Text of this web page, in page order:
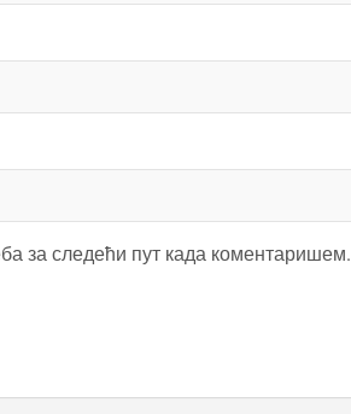
за следећи пут када коментаришем.